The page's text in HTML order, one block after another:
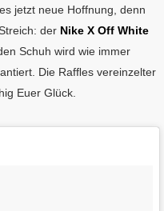
jetzt neue Hoffnung, denn
der Nike X Off White
Schuh wird wie immer
Die Rafﬂes vereinzelter
Euer Glück.